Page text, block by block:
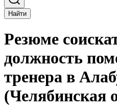
Найти
Резюме
должность
тренера в
(Челябинская